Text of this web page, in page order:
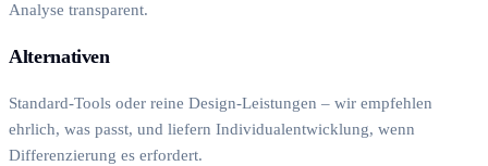
Analyse transparent.
Alternativen
Standard-Tools oder reine Design-Leistungen – wir empfehlen
ehrlich, was passt, und liefern Individualentwicklung, wenn
Differenzierung es erfordert.